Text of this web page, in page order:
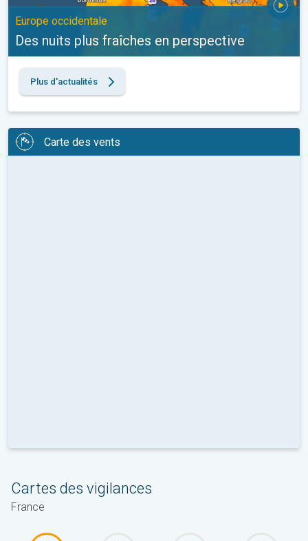
Europe occidentale
Des nuits plus fraîches en perspective
Plus d'actualités
Carte des vents
Cartes des vigilances
France